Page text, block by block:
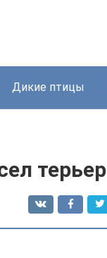
Дикие птицы
терьер